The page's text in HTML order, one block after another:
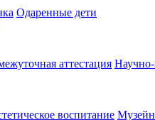
Одаренные дети
аттестация Научно-
воспитание